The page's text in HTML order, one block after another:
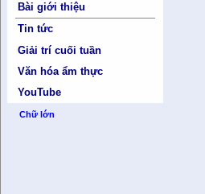
Bài giới thiệu
Tin tức
Giải trí cuối tuần
Văn hóa ẩm thực
YouTube
Chữ lớn